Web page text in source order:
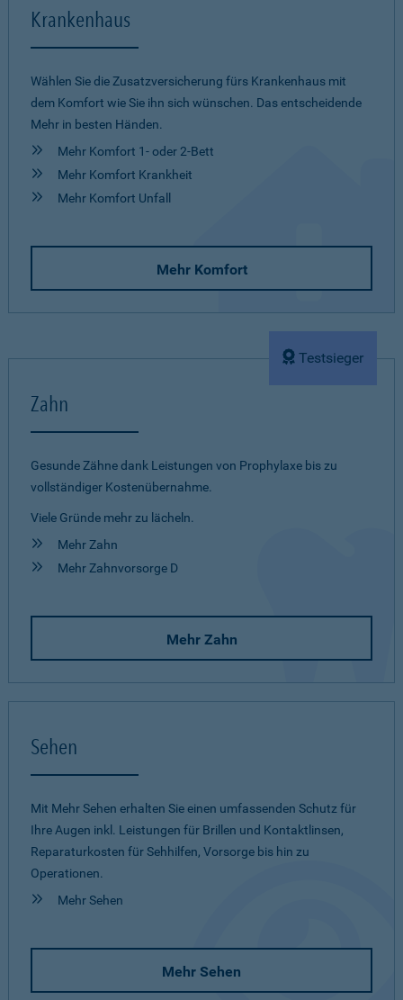
Krankenhaus
Wählen Sie die Zusatzversicherung fürs Krankenhaus mit
dem Komfort wie Sie ihn sich wünschen. Das entscheidende
Mehr in besten Händen.
Mehr Komfort 1- oder 2-Bett
Mehr Komfort Krankheit
Mehr Komfort Unfall
Mehr Komfort
Testsieger
Zahn
Gesunde Zähne dank Leistungen von Prophylaxe bis zu
vollständiger Kostenübernahme.
Viele Gründe mehr zu lächeln.
Mehr Zahn
Mehr Zahnvorsorge D
Mehr Zahn
Sehen
Mit Mehr Sehen erhalten Sie einen umfassenden Schutz für
Ihre Augen inkl. Leistungen für Brillen und Kontaktlinsen,
Reparaturkosten für Sehhilfen, Vorsorge bis hin zu
Operationen.
Mehr Sehen
Mehr Sehen